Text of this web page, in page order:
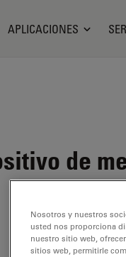
APLICACIONES
de
Nosotros y nuestros
usted nos proporciona
nuestro sitio web,
sitios web, permitirle